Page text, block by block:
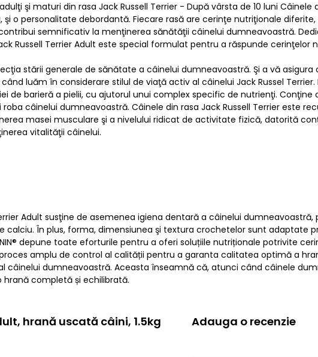
şi maturi din rasa Jack Russell Terrier - După vârsta de 10 luni Câinele
o personalitate debordantă. Fiecare rasă are cerinţe nutriţionale
semnificativ la menţinerea sănătăţii câinelui dumneavoastră.
Russell Terrier Adult este special formulat pentru a răspunde cerinţelor
stării generale de sănătate a câinelui dumneavoastră. Şi a vă asigura
luăm în considerare stilul de viaţă activ al câinelui Jack Russel Terrier.
de barieră a pielii, cu ajutorul unui complex specific de nutrienţi.
roba câinelui dumneavoastră. Câinele din rasa Jack Russell Terrier este
masei musculare şi a nivelului ridicat de activitate fizică, datorită
vitalităţii câinelui.
Adult susţine de asemenea igiena dentară a câinelui
calciu. În plus, forma, dimensiunea şi textura crochetelor sunt adaptate
depune toate eforturile pentru a oferi soluțiile nutriționale potrivite
amplu de control al calității pentru a garanta calitatea optimă a
câinelui dumneavoastră. Aceasta înseamnă că, atunci când câinele
hrană completă și echilibrată.
hrană uscată câini, 1.5kg Adauga o recenzie